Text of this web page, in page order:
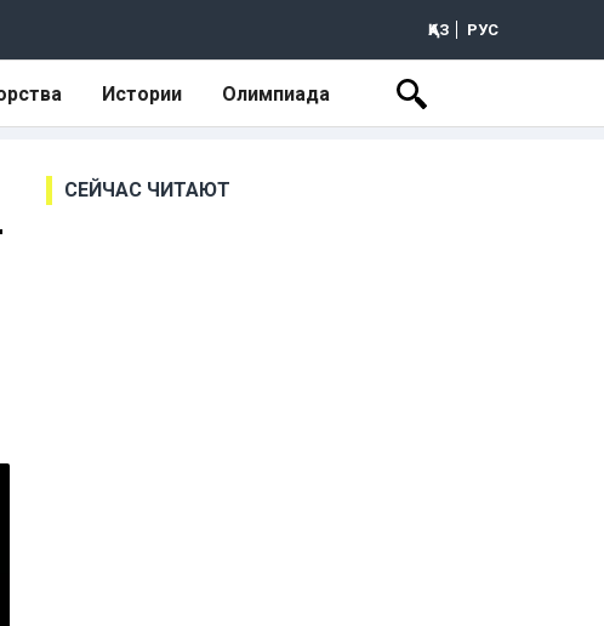
ҚАЗ РУС
Истории Олимпиада
СЕЙЧАС ЧИТАЮТ